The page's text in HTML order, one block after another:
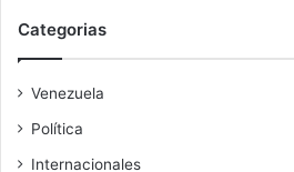
Categorias
Venezuela
Política
Internacionales